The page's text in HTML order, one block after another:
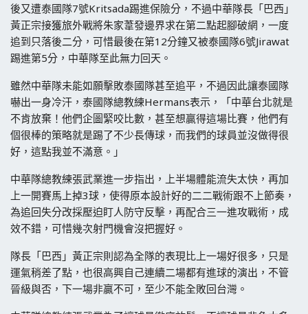
後又遭泰國隊7號Kritsada踢進保險分，不過中華隊長「巴西」
黃正宗接獲旅外戰將朱家葦發邊界求在第二點起腳破網，一度
追到只落後二分，可惜最後在第12分鐘又被泰國隊6號Jirawat
踢進第5分，中華隊至此無力回天。
雖然中華隊未能如願擊敗泰國隊甚至追平，不過因此讓泰國隊
嚇出一身冷汗，泰國隊總教練Hermans表示，「中華台北就是
不肯放棄！他們企圖緊咬比數，甚至想贏得這場比賽，他們有
個很棒的策略就是踢了不少長傳球，而我們的球員並沒做得很
好，這點我並不滿意。」
中華隊總教練張武業進一步指出，上半場體能流失太快，再加
上一開賽馬上掉3球，使得原本設計好的二二戰術跟不上節奏，
為追回失分改採壓迫盯人防守反擊，再配合三一進攻戰術，成
效不錯，可惜幾次射門機會沒把握好。
隊長「巴西」黃正宗則認為全隊的表現比上一場好很多，只是
運氣稍差了點，也很高興自己連續二場都有進球的演出，不管
晉級與否，下一場非贏不可，至少不能全敗回台灣。